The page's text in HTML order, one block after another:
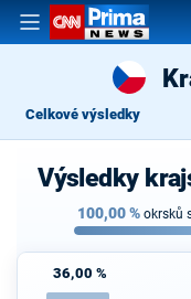
Celkové výsledky
Výsledky
100,00% okrsků
36,00 %